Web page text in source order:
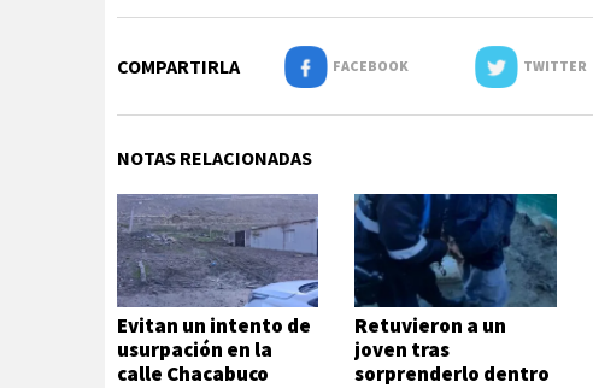
COMPARTIRLA FACEBOOK TWITTER
NOTAS RELACIONADAS
Evitan un intento de
usurpación en la
calle Chacabuco
Retuvieron a un
joven tras
sorprenderlo dentro